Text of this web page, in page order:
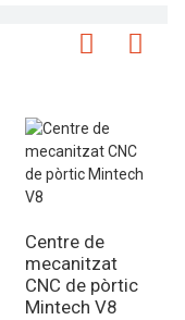
Centre de
mecanitzat
CNC de pòrtic
Mintech V8